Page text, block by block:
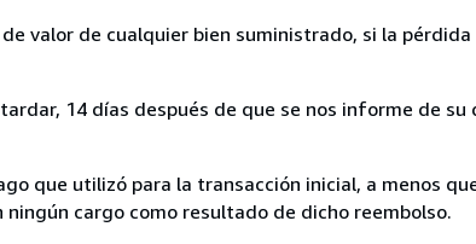
valor de cualquier bien suministrado, si la
14 días después de que se nos informe de
que utilizó para la transacción inicial, a menos
cargo como resultado de dicho reembolso.